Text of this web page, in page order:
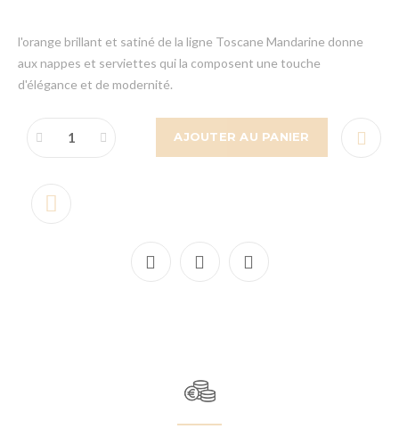
l'orange brillant et satiné de la ligne Toscane Mandarine donne
aux nappes et serviettes qui la composent une touche
d'élégance et de modernité.
AJOUTER AU PANIER